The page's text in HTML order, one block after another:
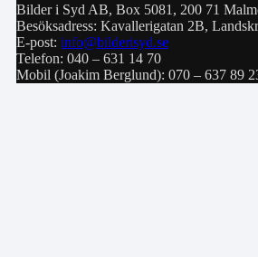
Bilder i Syd AB, Box 5081, 200 71
Besöksadress: Kavallerigatan 2B,
E-post: info@bilderisyd.se
Telefon: 040 – 631 14 70
Mobil (Joakim Berglund): 070 – 637 89